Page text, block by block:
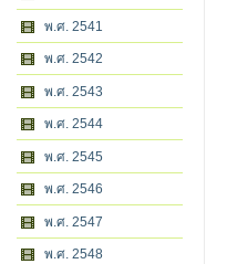
พ.ศ. 2541
พ.ศ. 2542
พ.ศ. 2543
พ.ศ. 2544
พ.ศ. 2545
พ.ศ. 2546
พ.ศ. 2547
พ.ศ. 2548